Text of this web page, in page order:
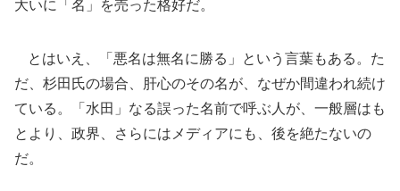
大いに「名」を売った格好だ。
とはいえ、「悪名は無名に勝る」という言葉もある。た
だ、杉田氏の場合、肝心のその名が、なぜか間違われ続け
ている。「水田」なる誤った名前で呼ぶ人が、一般層はも
とより、政界、さらにはメディアにも、後を絶たないの
だ。